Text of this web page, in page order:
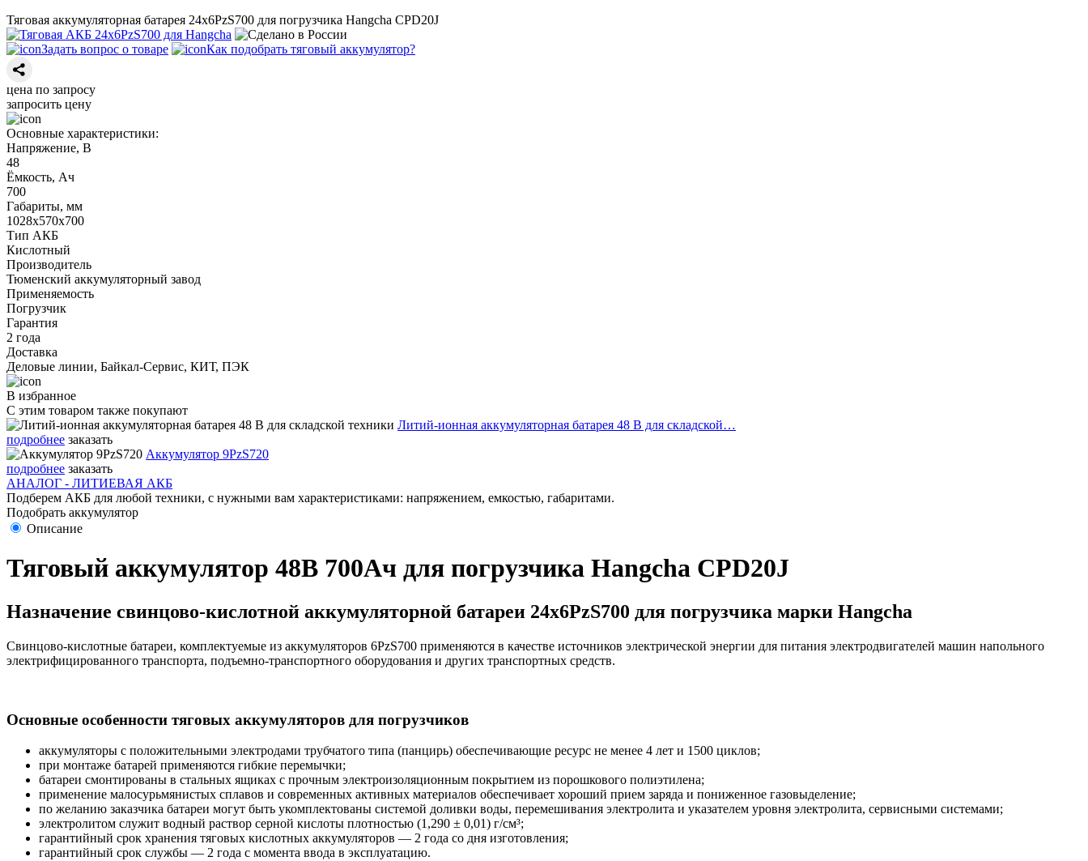
Тяговая аккумуляторная батарея 24х6PzS700 для погрузчика Hangcha CPD20J
Задать вопрос о товаре Как подобрать тяговый аккумулятор?
цена по запросу
запросить цену
Основные характеристики:
Напряжение, В
48
Ёмкость, Ач
700
Габариты, мм
1028х570х700
Тип АКБ
Кислотный
Производитель
Тюменский аккумуляторный завод
Применяемость
Погрузчик
Гарантия
2 года
Доставка
Деловые линии, Байкал-Сервис, КИТ, ПЭК
В избранное
С этим товаром также покупают
Литий-ионная аккумуляторная батарея 48 В для складской…
подробнее заказать
Аккумулятор 9PzS720
подробнее заказать
АНАЛОГ - ЛИТИЕВАЯ АКБ
Подберем АКБ для любой техники, с нужными вам характеристиками: напряжением, емкостью, габаритами.
Подобрать аккумулятор
Описание
Тяговый аккумулятор 48В 700Ач для погрузчика Hangcha CPD20J
Назначение свинцово-кислотной аккумуляторной батареи 24х6PzS700 для погрузчика марки Hangcha
Свинцово-кислотные батареи, комплектуемые из аккумуляторов 6PzS700 применяются в качестве источников электрической энергии для питания электродвигателей машин напольного
электрифицированного транспорта, подъемно-транспортного оборудования и других транспортных средств.
Основные особенности тяговых аккумуляторов для погрузчиков
аккумуляторы с положительными электродами трубчатого типа (панцирь) обеспечивающие ресурс не менее 4 лет и 1500 циклов;
при монтаже батарей применяются гибкие перемычки;
батареи смонтированы в стальных ящиках с прочным электроизоляционным покрытием из порошкового полиэтилена;
применение малосурьмянистых сплавов и современных активных материалов обеспечивает хороший прием заряда и пониженное газовыделение;
по желанию заказчика батареи могут быть укомплектованы системой доливки воды, перемешивания электролита и указателем уровня электролита, сервисными системами;
электролитом служит водный раствор серной кислоты плотностью (1,290 ± 0,01) г/см³;
гарантийный срок хранения тяговых кислотных аккумуляторов — 2 года со дня изготовления;
гарантийный срок службы — 2 года с момента ввода в эксплуатацию.